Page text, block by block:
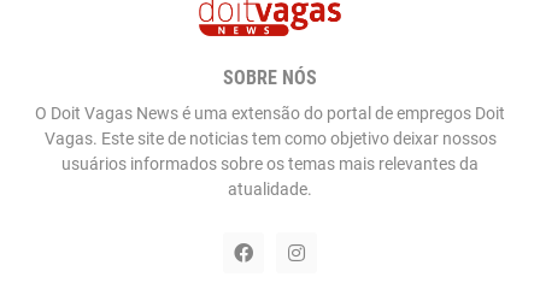
SOBRE NÓS
O Doit Vagas News é uma extensão do portal de empregos Doit
Vagas. Este site de noticias tem como objetivo deixar nossos
usuários informados sobre os temas mais relevantes da
atualidade.